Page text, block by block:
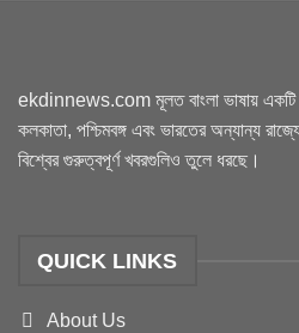
ekdinnews.com মূলত বাংলা ভাষায় একটি
কলকাতা, পশ্চিমবঙ্গ এবং ভারতের অন্যান্য
বিশ্বের গুরুত্বপূর্ণ খবরগুলিও তুলে ধরছে।
QUICK LINKS
About Us